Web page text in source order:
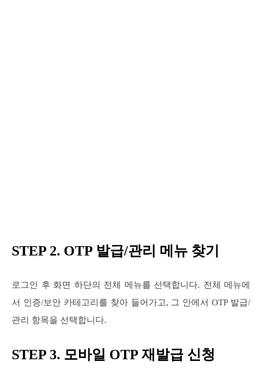
STEP 2. OTP 발급/관리 메뉴 찾기
로그인 후 화면 하단의 전체 메뉴를 선택합니다. 전체 메뉴에
서 인증/보안 카테고리를 찾아 들어가고, 그 안에서 OTP 발급/
관리 항목을 선택합니다.
STEP 3. 모바일 OTP 재발급 신청